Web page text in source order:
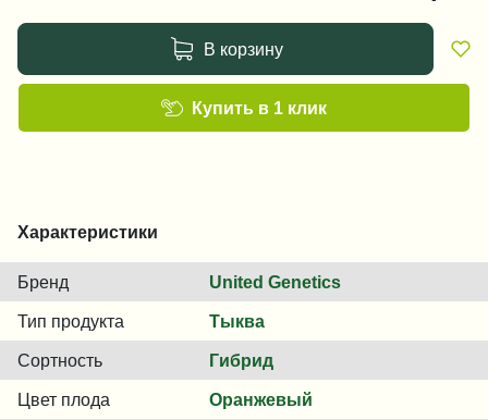
В корзину
Купить в 1 клик
Характеристики
Бренд United Genetics
Тип продукта Тыква
Сортность Гибрид
Цвет плода Оранжевый